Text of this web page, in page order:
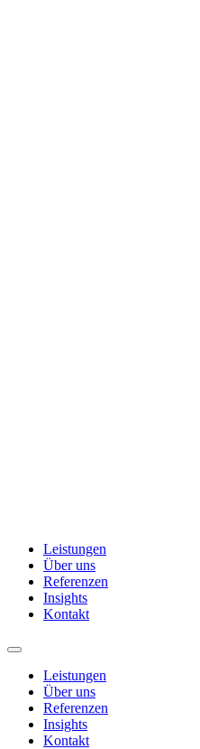
Leistungen
Über uns
Referenzen
Insights
Kontakt
Leistungen
Über uns
Referenzen
Insights
Kontakt